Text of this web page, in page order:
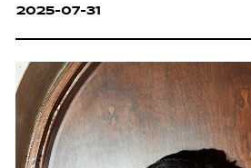
2025-07-31